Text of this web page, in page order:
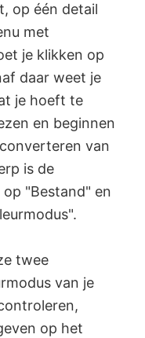
op één detail
met
je klikken op
daar weet je
je hoeft te
en beginnen
van
is de
"Bestand" en
twee
van je
op het